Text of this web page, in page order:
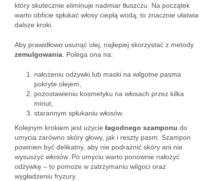
który skutecznie eliminuje nadmiar tłuszczu. Na początek
warto obficie spłukać włosy ciepłą wodą; to znacznie ułatwia
dalsze kroki.
Aby prawidłowo usunąć olej, najlepiej skorzystać z metody
zemulgowania . Polega ona na:
nałożeniu odżywki lub maski na wilgotne pasma
pokryte olejem,
pozostawieniu kosmetyku na włosach przez kilka
minut,
starannym spłukaniu włosów.
Kolejnym krokiem jest użycie łagodnego szamponu do
umycia zarówno skóry głowy, jak i reszty pasm. Szampon
powinien być delikatny, aby nie podrażnić skóry ani nie
wysuszyć włosów. Po umyciu warto ponownie nałożyć
odżywkę – to pomoże w zatrzymaniu wilgoci oraz
wygładzeniu fryzury.